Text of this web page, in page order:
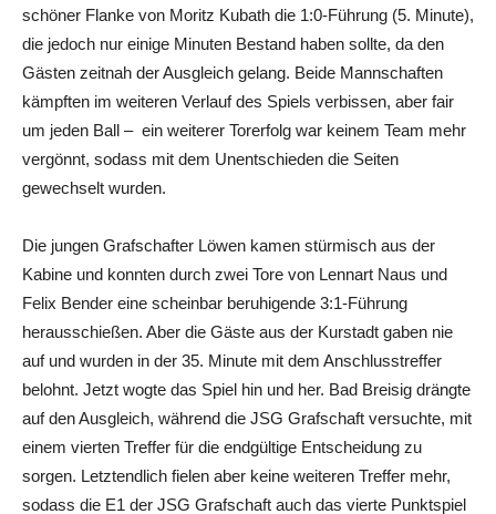
schöner Flanke von Moritz Kubath die 1:0-Führung (5. Minute),
die jedoch nur einige Minuten Bestand haben sollte, da den
Gästen zeitnah der Ausgleich gelang. Beide Mannschaften
kämpften im weiteren Verlauf des Spiels verbissen, aber fair
um jeden Ball – ein weiterer Torerfolg war keinem Team mehr
vergönnt, sodass mit dem Unentschieden die Seiten
gewechselt wurden.
Die jungen Grafschafter Löwen kamen stürmisch aus der
Kabine und konnten durch zwei Tore von Lennart Naus und
Felix Bender eine scheinbar beruhigende 3:1-Führung
herausschießen. Aber die Gäste aus der Kurstadt gaben nie
auf und wurden in der 35. Minute mit dem Anschlusstreffer
belohnt. Jetzt wogte das Spiel hin und her. Bad Breisig drängte
auf den Ausgleich, während die JSG Grafschaft versuchte, mit
einem vierten Treffer für die endgültige Entscheidung zu
sorgen. Letztendlich fielen aber keine weiteren Treffer mehr,
sodass die E1 der JSG Grafschaft auch das vierte Punktspiel